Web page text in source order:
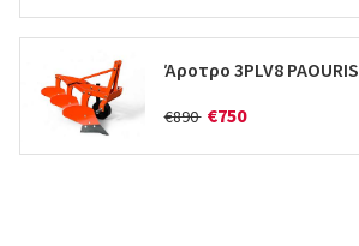
Άροτρο 3PLV8 PAOURIS
€890 €750